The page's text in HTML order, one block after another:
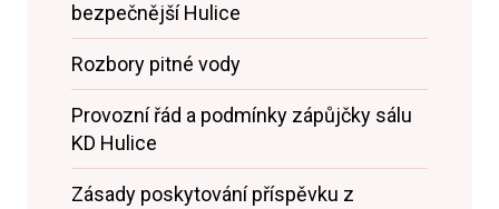
bezpečnější Hulice
Rozbory pitné vody
Provozní řád a podmínky zápůjčky sálu
KD Hulice
Zásady poskytování příspěvku z